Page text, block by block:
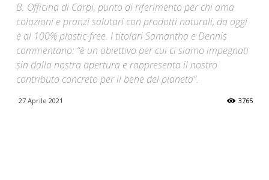
B. Officina di Carpi, punto di riferimento per chi ama
colazioni e pranzi salutari con prodotti naturali, da oggi
è al 100% plastic-free. I titolari Samantha e Dennis
commentano: “è un obiettivo per cui ci siamo impegnati
sin dalla nostra apertura e rappresenta il nostro
contributo concreto per il bene del pianeta”.
27 Aprile 2021 3765